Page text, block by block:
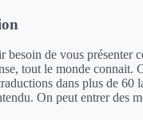
besoin de vous présenter
tout le monde connait.
dans plus de 60
On peut entrer des